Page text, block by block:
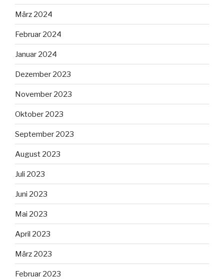
März 2024
Februar 2024
Januar 2024
Dezember 2023
November 2023
Oktober 2023
September 2023
August 2023
Juli 2023
Juni 2023
Mai 2023
April 2023
März 2023
Februar 2023